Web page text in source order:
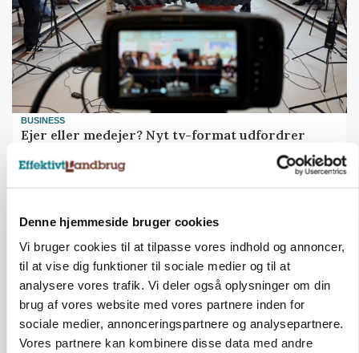
Denne hjemmeside bruger cookies
Vi bruger cookies til at tilpasse vores indhold og annoncer,
til at vise dig funktioner til sociale medier og til at
analysere vores trafik. Vi deler også oplysninger om din
brug af vores website med vores partnere inden for
sociale medier, annonceringspartnere og analysepartnere.
Vores partnere kan kombinere disse data med andre
BUSINESS
Ejer eller medejer? Nyt tv-format udfordrer
Annonce
Loading...